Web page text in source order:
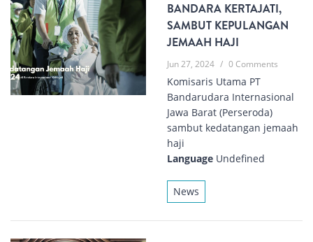
BANDARA KERTAJATI,
SAMBUT KEPULANGAN
JEMAAH HAJI
Jun 27, 2024 / 0 Comments
Komisaris Utama PT
Bandarudara Internasional
Jawa Barat (Perseroda)
sambut kedatangan jemaah
haji
Language Undefined
News